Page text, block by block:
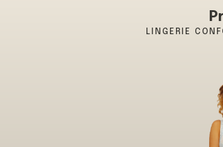
LINGERIE